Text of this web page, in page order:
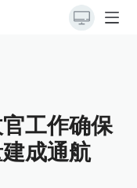
工作确保
成通航